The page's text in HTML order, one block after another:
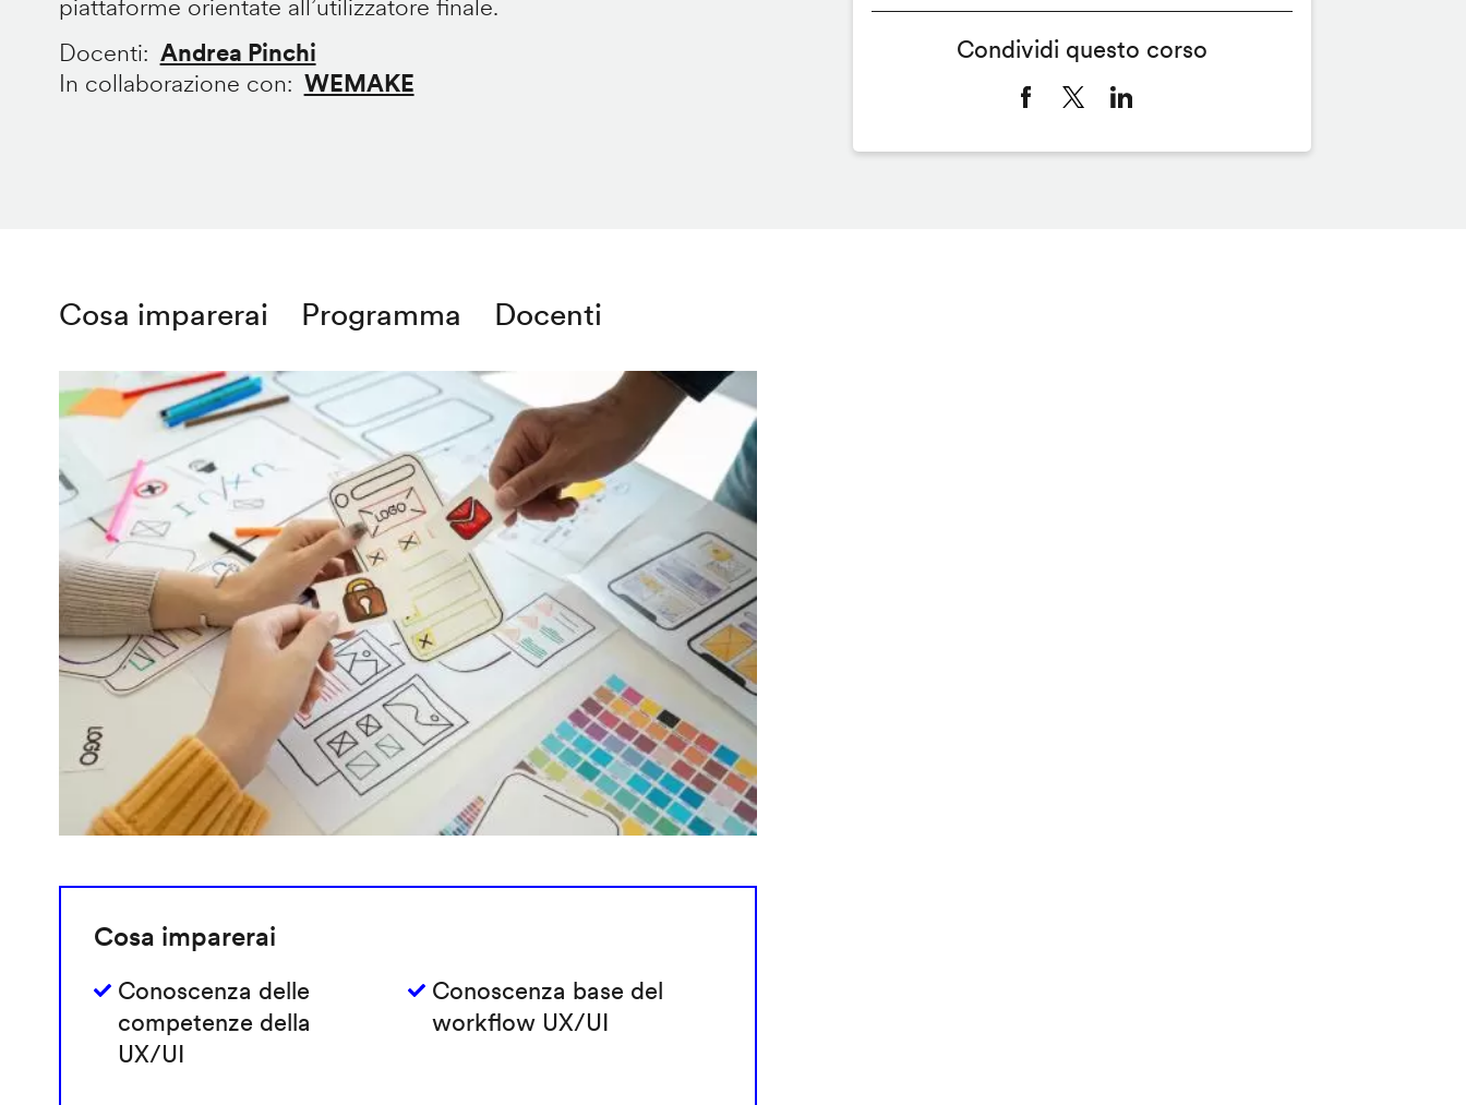
piattaforme orientate all’utilizzatore finale.
Docenti
Andrea Pinchi
In collaborazione con
WEMAKE
Cosa imparerai Programma Docenti
Cosa imparerai
Conoscenza delle
competenze della
UX/UI
Conoscenza base del
workflow UX/UI
Condividi questo corso